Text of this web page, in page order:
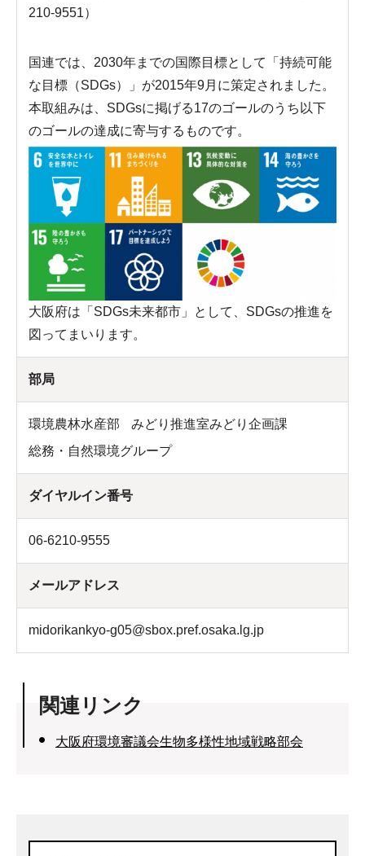
210-9551）
国連では、2030年までの国際目標として「持続可能
な目標（SDGs）」が2015年9月に策定されました。
本取組みは、SDGsに掲げる17のゴールのうち以下
のゴールの達成に寄与するものです。
大阪府は「SDGs未来都市」として、SDGsの推進を
図ってまいります。
部局
環境農林水産部
みどり推進室みどり企画課
総務・自然環境グループ
ダイヤルイン番号
06-6210-9555
メールアドレス
midorikankyo-g05@sbox.pref.osaka.lg.jp
関連リンク
大阪府環境審議会生物多様性地域戦略部会